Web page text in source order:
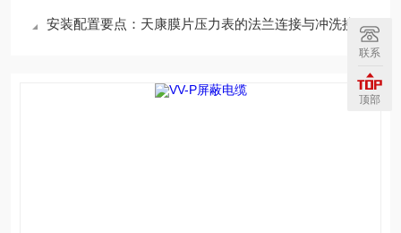
安装配置要点：天康膜片压力表的法兰连接与冲洗接口
联系
顶部